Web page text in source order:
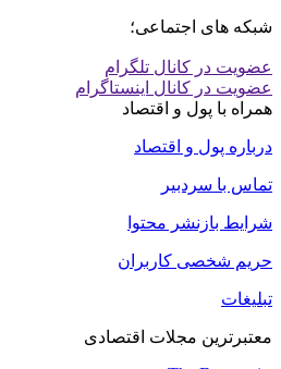
شبکه های اجتماعی؛
عضویت در کانال تلگرام
عضویت در کانال اینستاگرام
همراه با پول و اقتصاد
درباره پول و اقتصاد
تماس با سردبیر
شرایط بازنشر محتوا
حریم شخصی کاربران
تبلیغات
معتبرترین مجلات اقتصادی